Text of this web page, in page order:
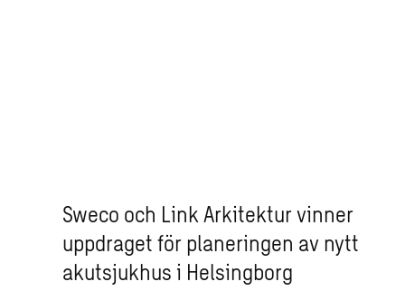
Sweco och Link Arkitektur vinner
uppdraget för planeringen av nytt
akutsjukhus i Helsingborg